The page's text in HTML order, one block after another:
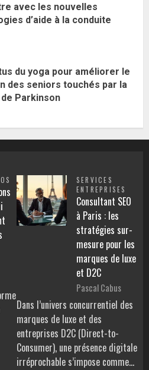
avec les nouvelles
d’aide à la conduite
du yoga pour améliorer le
des seniors touchés par la
Parkinson
SERVICES
ENTREPRISES
Consultant SEO
à Paris : les
stratégies sur-
mesure pour les
marques de luxe
et D2C
Pascal Cabus
Dans l’univers concurrentiel des
marques de luxe et des
entreprises D2C (Direct-to-
Consumer), une présence digitale
irréprochable s’impose comme…